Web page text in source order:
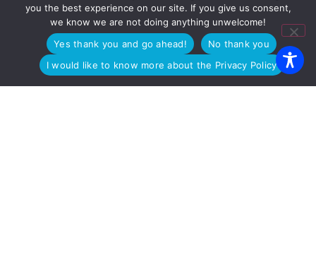
CONTACT US
info@wegg.it
you the best experience on our site. If you give us consent,
we know we are not doing anything unwelcome!
Yes thank you and go ahead!
No thank you
I would like to know more about the Privacy Policy